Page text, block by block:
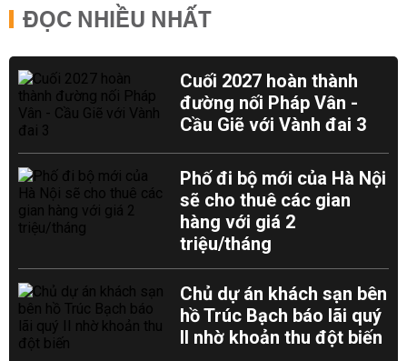
ĐỌC NHIỀU NHẤT
Cuối 2027 hoàn thành
đường nối Pháp Vân -
Cầu Giẽ với Vành đai 3
Phố đi bộ mới của Hà Nội
sẽ cho thuê các gian
hàng với giá 2
triệu/tháng
Chủ dự án khách sạn bên
hồ Trúc Bạch báo lãi quý
II nhờ khoản thu đột biến